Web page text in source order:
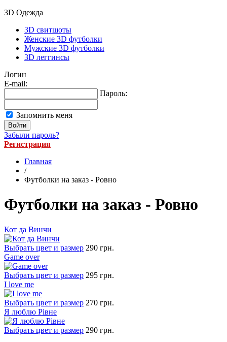
3D Одежда
3D свитшоты
Женские 3D футболки
Мужские 3D футболки
3D леггинсы
Логин
E-mail:
Пароль:
Запомнить меня
Забыли пароль?
Регистрация
Главная
/
Футболки на заказ - Ровно
Футболки на заказ - Ровно
Кот да Винчи
Выбрать цвет и размер 290 грн.
Game over
Выбрать цвет и размер 295 грн.
I love me
Выбрать цвет и размер 270 грн.
Я люблю Рівне
Выбрать цвет и размер 290 грн.